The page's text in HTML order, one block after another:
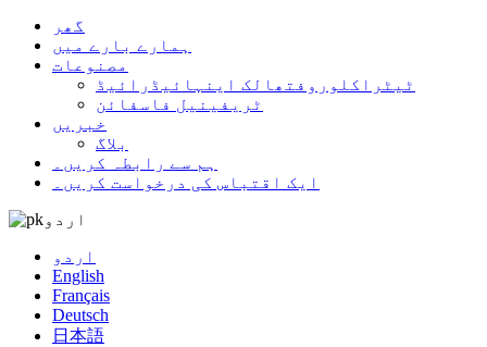
گھر
ہمارے بارے میں
مصنوعات
ٹیٹراکلوروفتھالک اینہائیڈرائیڈ
ٹریفینیل فاسفائن
خبریں
بلاگ
ہم سے رابطہ کریں۔
ایک اقتباس کی درخواست کریں۔
اردو
اردو
English
Français
Deutsch
日本語